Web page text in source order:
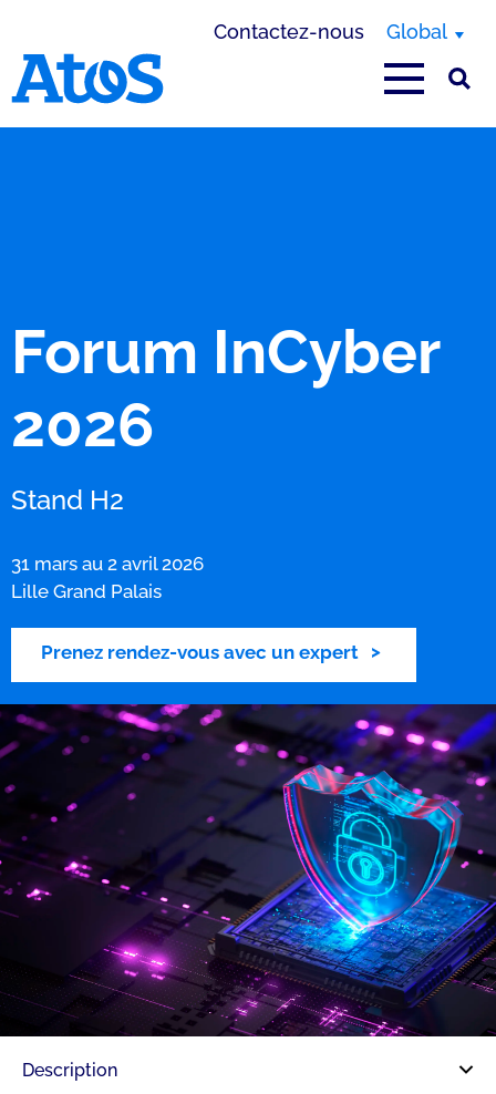
Contactez-nous Global
Forum InCyber
2026
Stand H2
31 mars au 2 avril 2026
Lille Grand Palais
Prenez rendez-vous avec un expert
Description